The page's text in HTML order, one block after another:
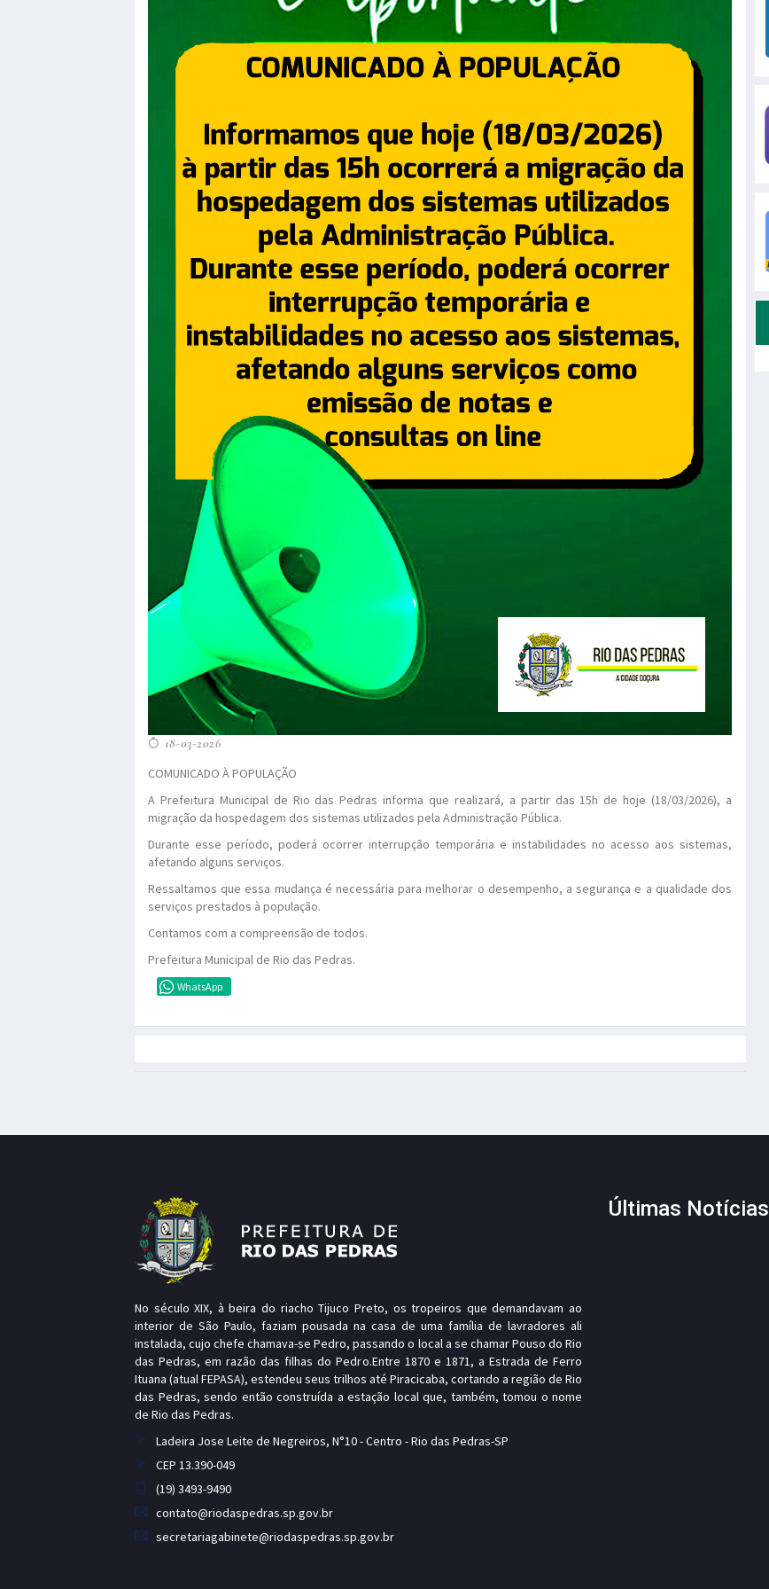
18-03-2026
COMUNICADO À POPULAÇÃO
A Prefeitura Municipal de Rio das Pedras informa que realizará, a partir das 15h de hoje (18/03/2026), a
migração da hospedagem dos sistemas utilizados pela Administração Pública.
Durante esse período, poderá ocorrer interrupção temporária e instabilidades no acesso aos sistemas,
afetando alguns serviços.
Ressaltamos que essa mudança é necessária para melhorar o desempenho, a segurança e a qualidade dos
serviços prestados à população.
Contamos com a compreensão de todos.
Prefeitura Municipal de Rio das Pedras.
WhatsApp
No século XIX, à beira do riacho Tijuco Preto, os tropeiros que demandavam ao
interior de São Paulo, faziam pousada na casa de uma família de lavradores ali
instalada, cujo chefe chamava-se Pedro, passando o local a se chamar Pouso do Rio
das Pedras, em razão das filhas do Pedro.Entre 1870 e 1871, a Estrada de Ferro
Ituana (atual FEPASA), estendeu seus trilhos até Piracicaba, cortando a região de Rio
das Pedras, sendo então construída a estação local que, também, tomou o nome
de Rio das Pedras.
Ladeira Jose Leite de Negreiros, N°10 - Centro - Rio das Pedras-SP
CEP 13.390-049
(19) 3493-9490
contato@riodaspedras.sp.gov.br
secretariagabinete@riodaspedras.sp.gov.br
Últimas Notícias